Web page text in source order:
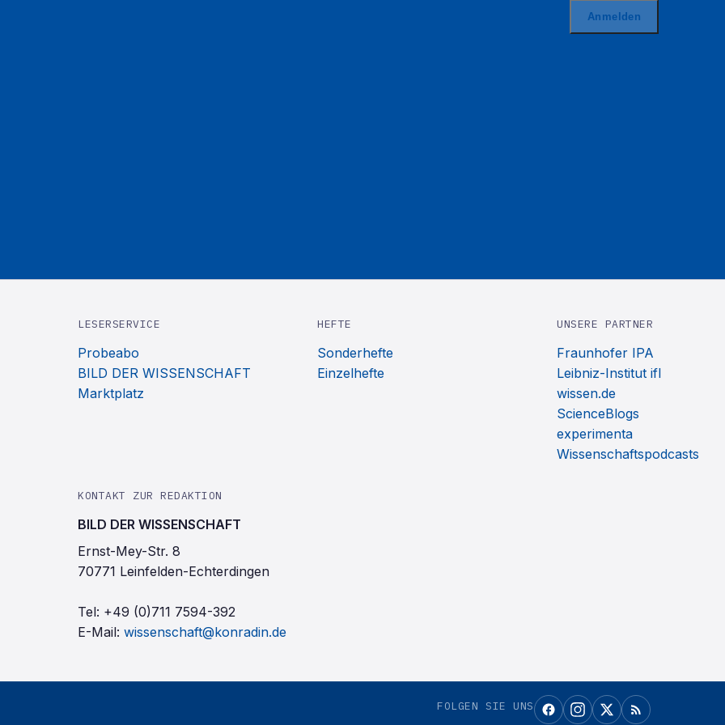
LESERSERVICE
Probeabo
BILD DER WISSENSCHAFT
Marktplatz
HEFTE
Sonderhefte
Einzelhefte
UNSERE PARTNER
Fraunhofer IPA
Leibniz-Institut ifl
wissen.de
ScienceBlogs
experimenta
Wissenschaftspodcasts
KONTAKT ZUR REDAKTION
BILD DER WISSENSCHAFT
Ernst-Mey-Str. 8
70771 Leinfelden-Echterdingen
Tel: +49 (0)711 7594-392
E-Mail: wissenschaft@konradin.de
FOLGEN SIE UNS